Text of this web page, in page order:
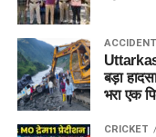
ACCIDENT
बड़ा
भरा एक
CRICKET